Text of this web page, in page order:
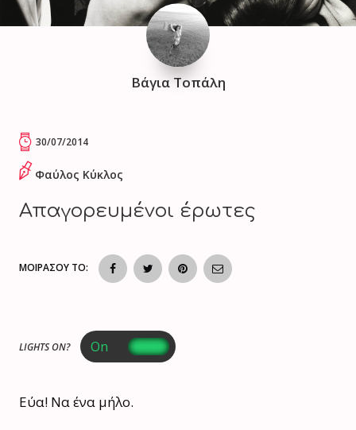
Βάγια Τοπάλη
30/07/2014
Φαύλος Κύκλος
Απαγορευμένοι έρωτες
ΜΟΙΡΑΣΟΥ ΤΟ:
LIGHTS ON?
Εύα! Να ένα μήλο.